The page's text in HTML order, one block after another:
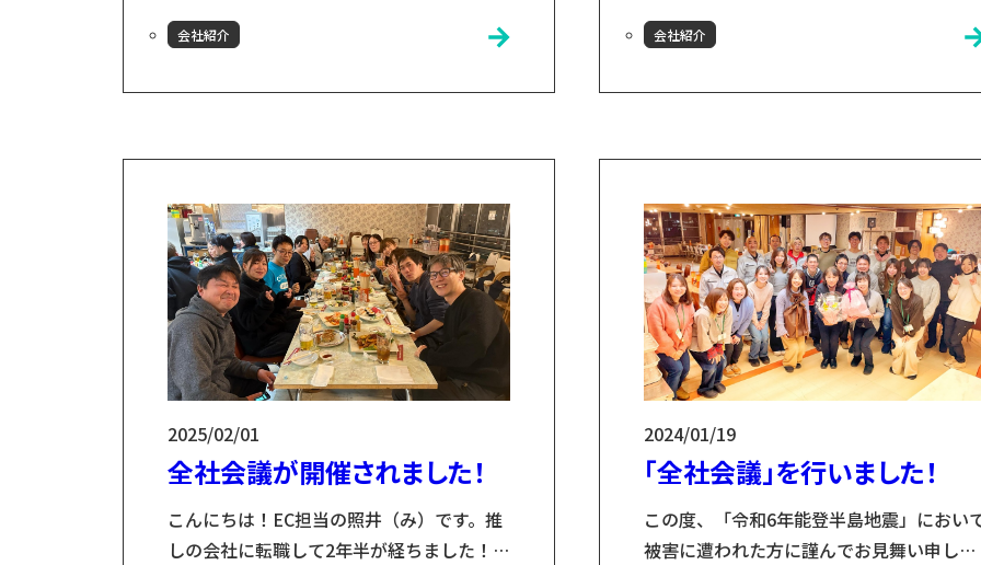
をする冬も、気づけば4回目。そんな本気の
雪が降る1月下旬、マルカンビル大食堂を会
んです。まずは代表から、この1年の振り返
りとこれからの取組みについてのお話。続
いて、各部...
会社紹介
増えていく毎日を過ごしています。“楽し
い”ことのひとつに、素敵な仲間たちとの
一無二の経験ができました」というご挨拶
に感動しました。新たな門出を祝って乾
杯！スタイリッシ...
会社紹介
2025/02/01
全社会議が開催されました！
こんにちは！EC担当の照井（み）です。推
しの会社に転職して2年半が経ちました！ほ
2024/01/19
「全社会議」を行いました！
この度、「令和6年能登半島地震」におい
被害に遭われた方に謹んでお見舞い申し上